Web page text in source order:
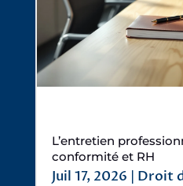
L’entretien
conformité et RH
Juil 17, 2026 | Droit